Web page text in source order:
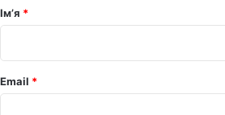
р
*
Ім’я *
Email *